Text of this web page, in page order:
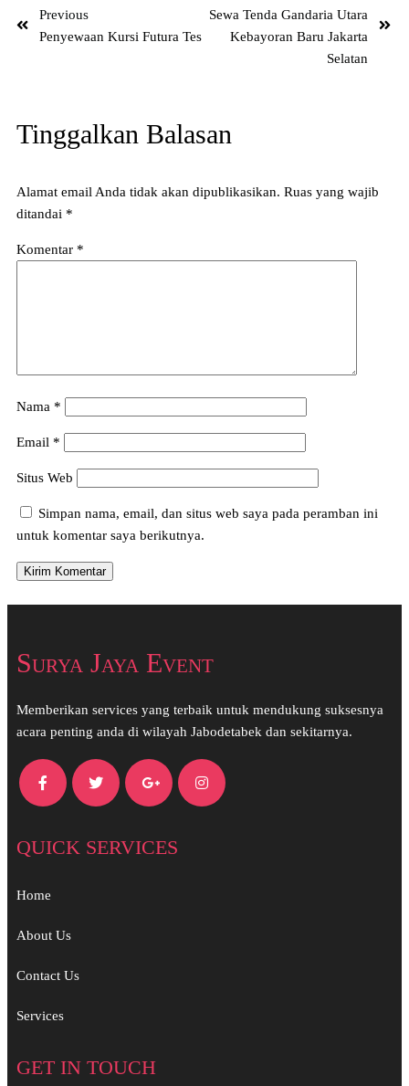
Previous
Penyewaan Kursi Futura Tes
Sewa Tenda Gandaria Utara
Kebayoran Baru Jakarta
Selatan
Tinggalkan Balasan
Alamat email Anda tidak akan dipublikasikan. Ruas yang wajib
ditandai *
Komentar *
Nama *
Email *
Situs Web
Simpan nama, email, dan situs web saya pada peramban ini
untuk komentar saya berikutnya.
Surya Jaya Event
Memberikan services yang terbaik untuk mendukung suksesnya
acara penting anda di wilayah Jabodetabek dan sekitarnya.
QUICK SERVICES
Home
About Us
Contact Us
Services
GET IN TOUCH